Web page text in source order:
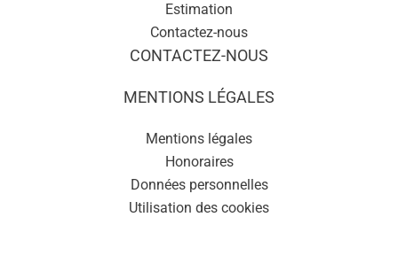
Estimation
Contactez-nous
CONTACTEZ-NOUS
MENTIONS LÉGALES
Mentions légales
Honoraires
Données personnelles
Utilisation des cookies